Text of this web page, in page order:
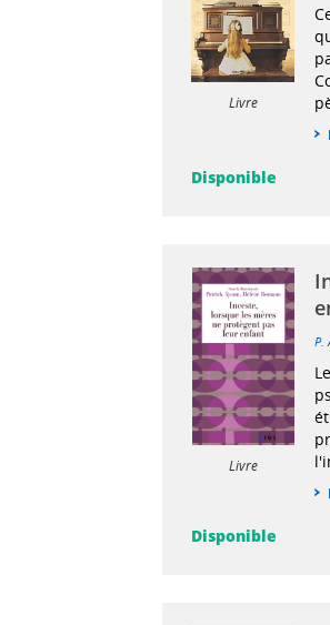
Livre
Disponible
Livre
P.
Disponible